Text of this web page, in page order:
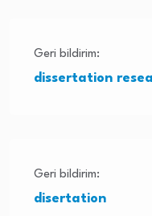
Geri bildirim:
dissertation
Geri bildirim:
disertation